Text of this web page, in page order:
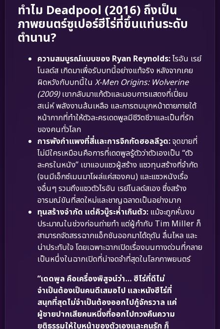
ทำไม Deadpool (2016) ถึงเป็น
ภาพยนตร์ซูเปอร์ฮีโร่ที่ขึ้นแท่นระดับ
ตำนาน?
ความสมบูรณ์แบบของ Ryan Reynolds:ไรอัน เรย์
โนลด์ส เกิดมาเพื่อรับบทนี้อย่างแท้จริง หลังจากเคย
ผิดหวังกับบทนี้ใน X-Men Origins: Wolverine
(2009)เขากลับมาแก้ตัวและมอบการแสดงที่เปี่ยม
สเน่ห์ พลังงานล้นเหลือ และการตบมุกหน้าตายภายใต้
หน้ากากที่ทำให้ตัวละครเดดพูลมีชีวิตชีวาและเป็นที่รัก
ของคนทั่วโลก
การพังกำแพงที่สี่และการจิกกัดฮอลลีวูด:จุดขายที่
ไม่มีใครเหมือนคือการที่เดดพูลรู้ตัวว่าตัวเองเป็น “ตัว
ละครในหนัง” เขาแอบแซวผู้สร้าง แซวทุนสร้างที่จำกัด
(จนมีเอ็กซ์เมนมาโผล่แค่สองคน) และแซวหนังเรื่อ
งอื่นๆ รวมถึงแซวตัวไรอัน เรย์โนลด์สเอง ซึ่งสร้าง
อารมณ์ขันที่สดใหม่และชาญฉลาดเป็นอย่างมาก
ทุนสร้างจำกัด แต่คิวบู๊ระห่ำเกินตัว: แม้จะถูกหั่นงบ
ประมาณในช่วงก่อนถ่ายทำ แต่ผู้กำกับ Tim Miller ก็
สามารถจัดสรรฉากแอ็กชันออกมาได้ดุดัน ลื่นไหล และ
น่าประทับใจ โดยเฉพาะฉากเปิดเรื่องบนทางด่วนที่กลาย
เป็นหนึ่งในฉากเปิดที่น่าจดจำที่สุดในโลกภาพยนตร์
“เดดพูล คือเครื่องพิสูจน์ว่า… ฮีโร่ที่ดีไม่
จำเป็นต้องเป็นคนดีเสมอไป และหนังฮีโร่ที่
สนุกที่สุดไม่จำเป็นต้องออกไปกู้จักรวาล แค่
ผู้ชายปากเสียคนหนึ่งที่ออกไปทวงคืนความ
ยุติธรรมให้ใบหน้าของตัวเองและคนรัก ก็